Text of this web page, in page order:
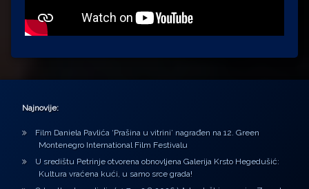
Najnovije:
Film Daniela Pavlića ‘Prašina u vitrini’ nagrađen na 12. Green
Montenegro International Film Festivalu
U središtu Petrinje otvorena obnovljena Galerija Krsto Hegedušić:
Kultura vraćena kući, u samo srce grada!